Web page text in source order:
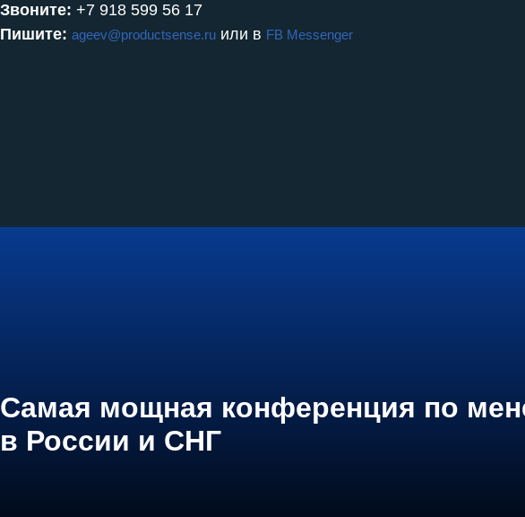
Звоните: +7 918 599 56 17
Пишите: ageev@productsense.ru или в FB Messenger
Самая мощная конференция по
в России и СНГ